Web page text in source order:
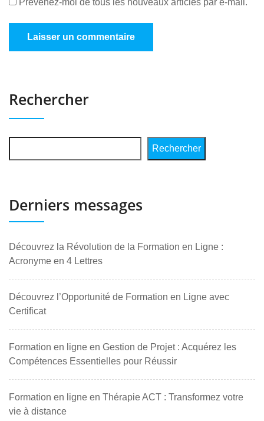
Prévenez-moi de tous les nouveaux articles par e-mail.
Rechercher
Rechercher
Derniers messages
Découvrez la Révolution de la Formation en Ligne :
Acronyme en 4 Lettres
Découvrez l’Opportunité de Formation en Ligne avec
Certificat
Formation en ligne en Gestion de Projet : Acquérez les
Compétences Essentielles pour Réussir
Formation en ligne en Thérapie ACT : Transformez votre
vie à distance